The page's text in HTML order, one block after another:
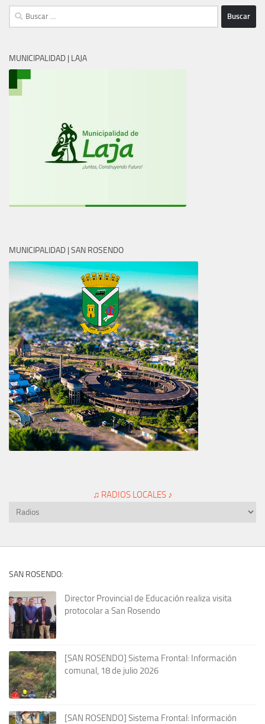
Buscar:
MUNICIPALIDAD | LAJA
MUNICIPALIDAD | SAN ROSENDO
♫ RADIOS LOCALES ♪
SAN ROSENDO:
Director Provincial de Educación realiza visita
protocolar a San Rosendo
[SAN ROSENDO] Sistema Frontal: Información
comunal, 18 de julio 2026
[SAN ROSENDO] Sistema Frontal: Información